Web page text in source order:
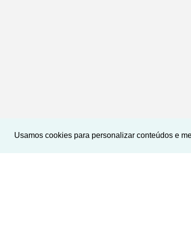
Usamos cookies para personalizar conteúdos e